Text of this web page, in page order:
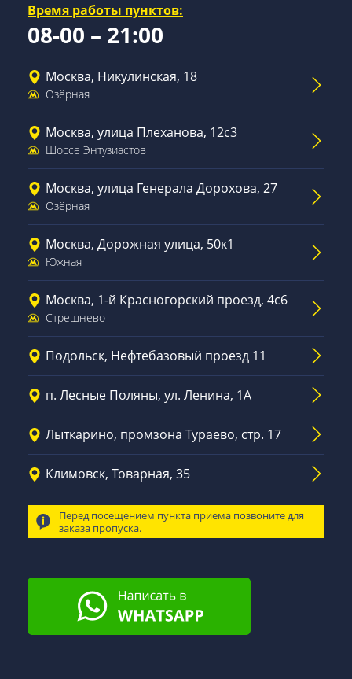
Время работы пунктов:
08-00 – 21:00
Москва, Никулинская, 18
Озёрная
Москва, улица Плеханова, 12с3
Шоссе Энтузиастов
Москва, улица Генерала Дорохова, 27
Озёрная
Москва, Дорожная улица, 50к1
Южная
Москва, 1-й Красногорский проезд, 4с6
Стрешнево
Подольск, Нефтебазовый проезд 11
п. Лесные Поляны, ул. Ленина, 1А
Лыткарино, промзона Тураево, стр. 17
Климовск, Товарная, 35
Перед посещением пункта приема позвоните для
заказа пропуска.